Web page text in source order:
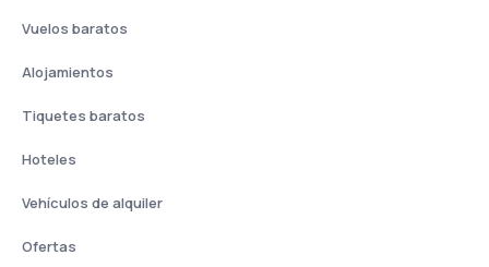
Vuelos baratos
Alojamientos
Tiquetes baratos
Hoteles
Vehículos de alquiler
Ofertas